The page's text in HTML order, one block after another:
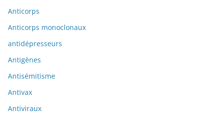
Anticorps
Anticorps monoclonaux
antidépresseurs
Antigènes
Antisémitisme
Antivax
Antiviraux